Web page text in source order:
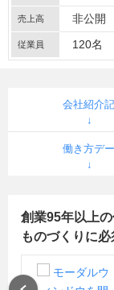
売上高 非公開
従業員 120名
会社紹介
働き方デ
創業95年以上
ものづくりに